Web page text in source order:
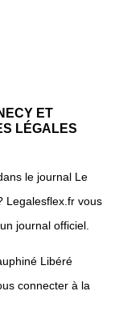
ET
LÉGALES
le journal Le
Legalesflex.fr vous
journal officiel.
Libéré
connecter à la